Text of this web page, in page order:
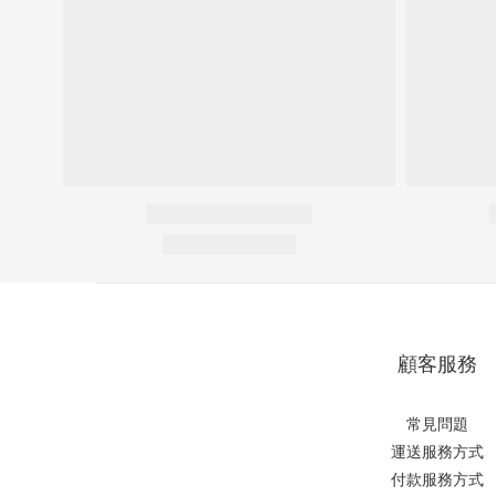
顧客服務
常見問題
運送服務方式
付款服務方式